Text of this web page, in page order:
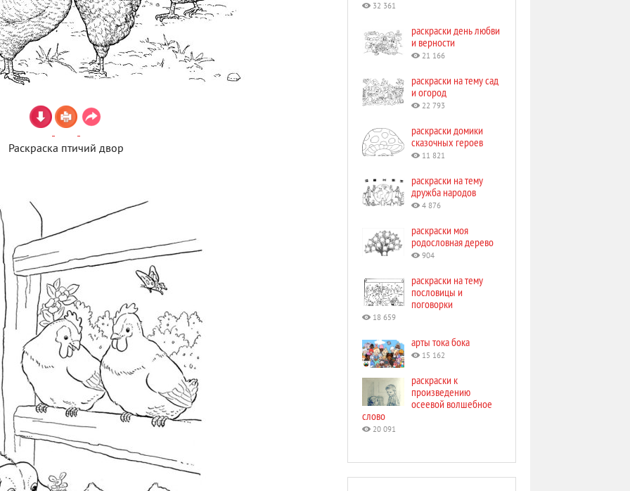
Раскраска птичий двор
32 361
раскраски день любви
и верности
21 166
раскраски на тему сад
и огород
22 793
раскраски домики
сказочных героев
11 821
раскраски на тему
дружба народов
4 876
раскраски моя
родословная дерево
904
раскраски на тему
пословицы и
поговорки
18 659
арты тока бока
15 162
раскраски к
произведению
осеевой волшебное
слово
20 091